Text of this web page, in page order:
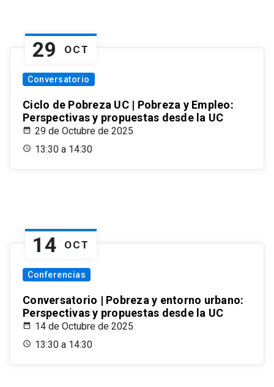
29 OCT
Conversatorio
Ciclo de Pobreza UC | Pobreza y Empleo:
Perspectivas y propuestas desde la UC
29 de Octubre de 2025
13:30 a 14:30
14 OCT
Conferencias
Conversatorio | Pobreza y entorno urbano:
Perspectivas y propuestas desde la UC
14 de Octubre de 2025
13:30 a 14:30